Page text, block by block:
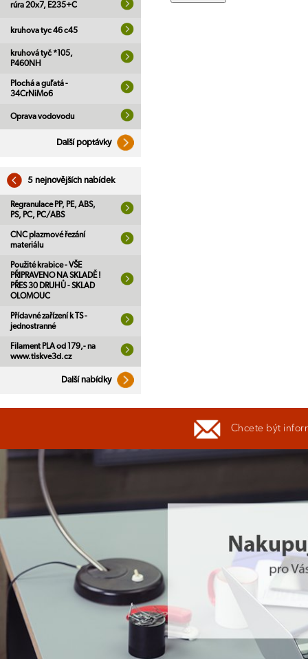
rúra 20x7, E235+C
kruhova tyc 46 c45
kruhová tyč *105,
P460NH
Plochá a guľatá -
34CrNiMo6
Oprava vodovodu
Další poptávky
5 nejnovějších nabídek
Regranulace PP, PE, ABS,
PS, PC, PC/ABS
CNC plazmové řezání
materiálu
Použité krabice - VŠE
PŘIPRAVENO NA SKLADĚ !
PŘES 30 DRUHŮ - SKLAD
OLOMOUC
Přídavné zařízení k TS -
jednostranné
Filament PLA od 179,- na
www.tiskve3d.cz
Další nabídky
Chcete být